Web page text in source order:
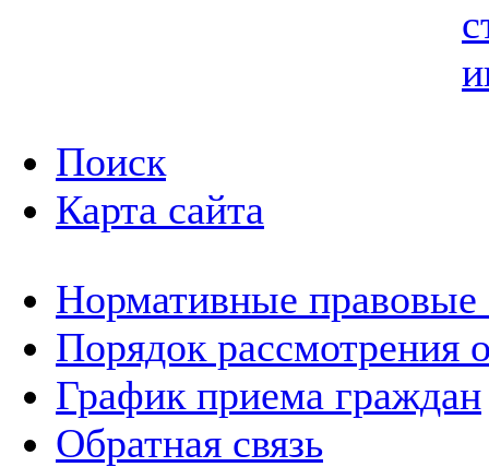
Поиск
Карта сайта
Нормативные правовые
Порядок рассмотрения
График приема граждан
Обратная связь